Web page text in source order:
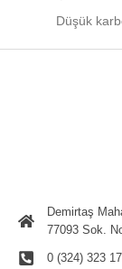
Düşük
Demirtaş
77093 Sok.
0 (324) 323